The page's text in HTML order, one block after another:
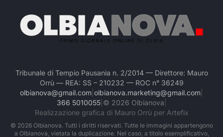
Tribunale di Tempio Pausania n. 2/2014 — Direttore: Mauro
Orrù — REA: SS – 210232 — ROC n° 36249
olbianova@gmail.com olbianova.marketing@gmail.com
366 5010055| © 2026 Olbianova
Realizzazione grafica di Mauro Orrù per Artefix
© 2026Olbianova. Tutti i diritti riservati. Tutte le immagini appartengono
a Olbianova, vietata la duplicazione. Nel caso, a titolo esemplificativo,